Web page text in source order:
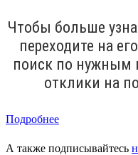
Чтобы больше
переходите на
поиск по нужным
отклики на
Подробнее
А также подписывайтесь